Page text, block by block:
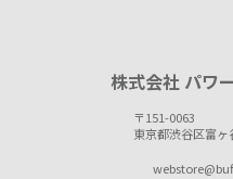
株式会社 パワ
〒151-0063
東京都渋谷区富